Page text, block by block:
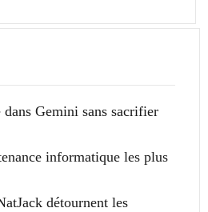
Gemini sans sacrifier
informatique les plus
détournent les